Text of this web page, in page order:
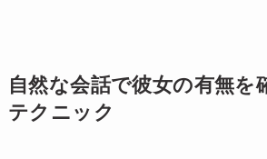
自然な会話で彼女の有無を
テクニック